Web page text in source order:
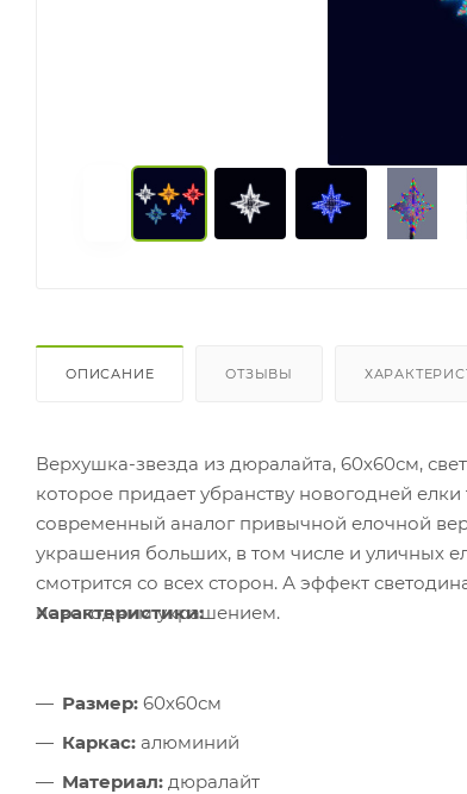
ОПИСАНИЕ ОТЗЫВЫ
Верхушка-звезда из дюралайта, 60х60см,
которое придает убранству новогодней
современный аналог привычной елочной
украшения больших, в том числе и уличных
смотрится со всех сторон. А эффект
новогодним украшением.
Характеристики:
Размер: 60х60см
Каркас: алюминий
Материал: дюралайт